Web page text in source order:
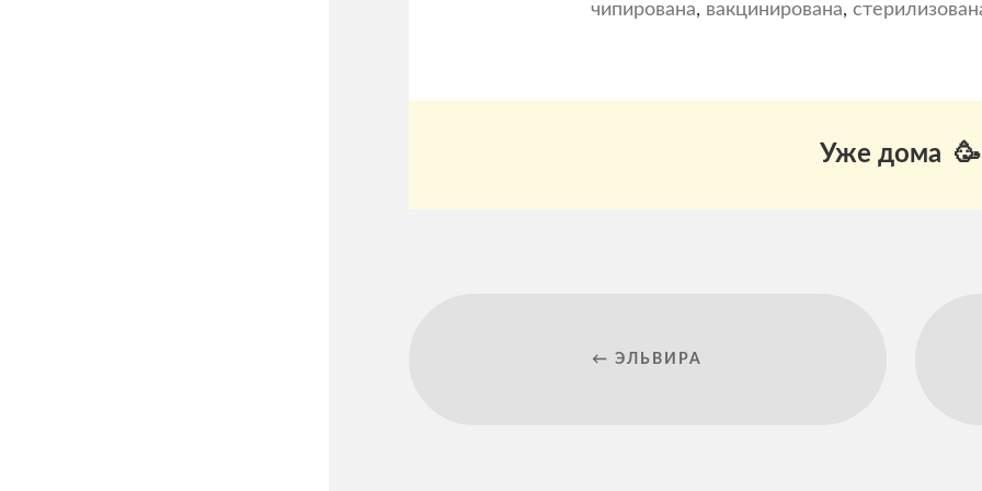
чипирована, вакцинирована,
Уже дома 🥳
← ЭЛЬВИРА